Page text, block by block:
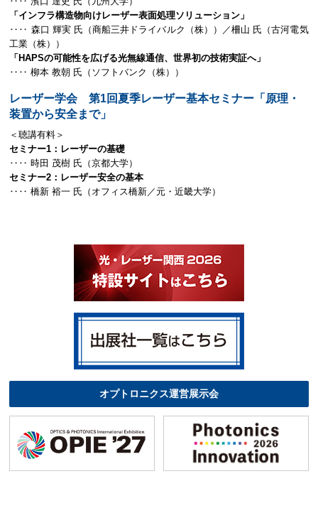
「インフラ構造物向けレーザー表面処理ソリューション」
‥‥ 森口 輝実 氏（商船三井ドライバルク（株））／柵山 氏（古河電気
工業（株））
「HAPSの可能性を広げる光無線通信、世界初の技術実証へ」
‥‥ 柳本 教朝 氏（ソフトバンク（株））
レーザー学会 第1回夏季レーザー基本セミナー「原理・
装置から安全まで」
＜聴講有料＞
セミナー1：レーザーの基礎
‥‥ 時田 茂樹 氏（京都大学）
セミナー2：レーザー安全の基本
‥‥ 橋新 裕一 氏（オフィス橋新／元・近畿大学）
オプトロニクス運営展示会